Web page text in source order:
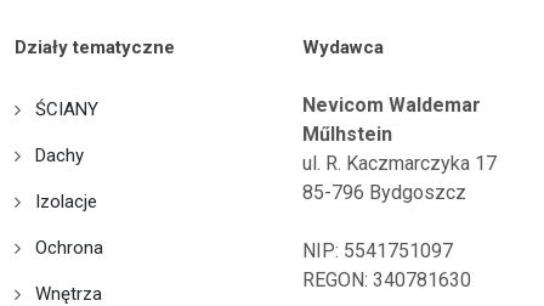
Działy tematyczne
ŚCIANY
Dachy
Izolacje
Ochrona
Wnętrza
Wydawca
Nevicom Waldemar
Műlhstein
ul. R. Kaczmarczyka 17
85-796 Bydgoszcz
NIP: 5541751097
REGON: 340781630